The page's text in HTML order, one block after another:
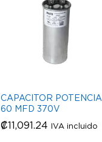
CAPACITOR POTENCIA
60 MFD 370V
₡11,091.24 IVA incluido
₡11,091.24